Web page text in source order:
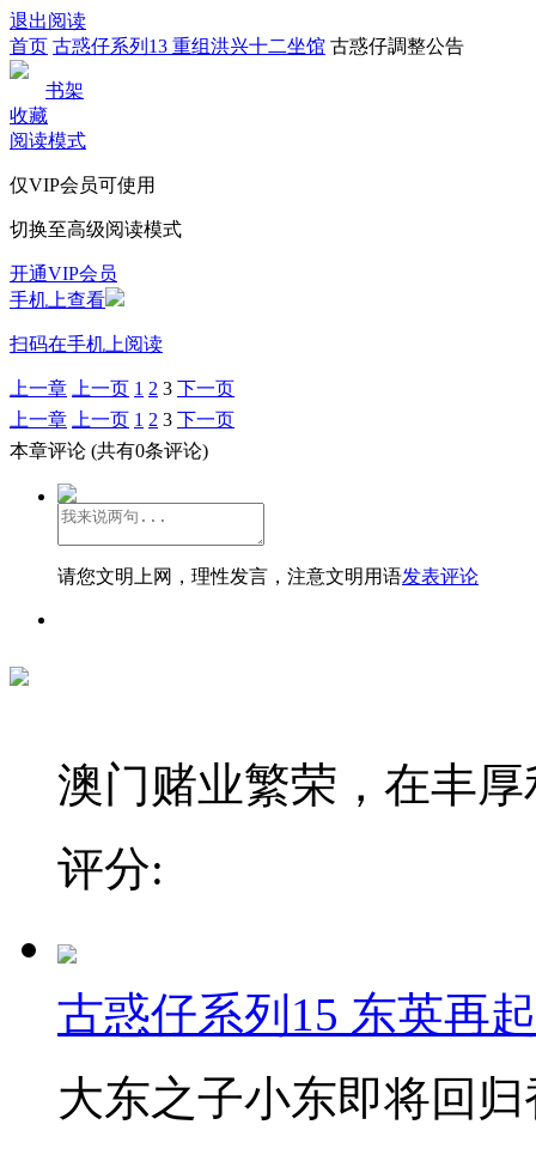
退出阅读
首页 古惑仔系列13 重组洪兴十二坐馆 古惑仔調整公告
书架
收藏
阅读模式
仅VIP会员可使用
切换至高级阅读模式
开通VIP会员
手机上查看
扫码在手机上阅读
上一章 上一页 1 2 3 下一页
上一章
上一页 1 2 3 下一页
本章评论 (共有0条评论)
请您文明上网，理性发言，注意文明用语发表评论
澳门赌业繁荣，在丰
评分:
古惑仔系列15 东英再
大东之子小东即将回